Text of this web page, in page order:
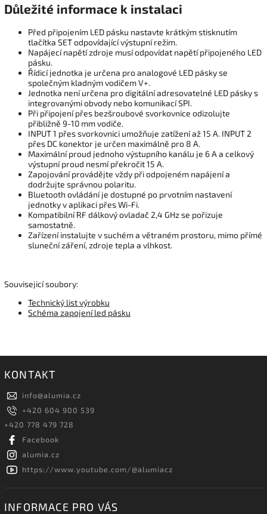
Důležité informace k instalaci
Před připojením LED pásku nastavte krátkým stisknutím
tlačítka SET odpovídající výstupní režim.
Napájecí napětí zdroje musí odpovídat napětí připojeného LED
pásku.
Řídicí jednotka je určena pro analogové LED pásky se
společným kladným vodičem V+.
Jednotka není určena pro digitální adresovatelné LED pásky s
integrovanými obvody nebo komunikací SPI.
Při připojení přes bezšroubové svorkovnice odizolujte
přibližně 9-10 mm vodiče.
INPUT 1 přes svorkovnici umožňuje zatížení až 15 A. INPUT 2
přes DC konektor je určen maximálně pro 8 A.
Maximální proud jednoho výstupního kanálu je 6 A a celkový
výstupní proud nesmí překročit 15 A.
Zapojování provádějte vždy při odpojeném napájení a
dodržujte správnou polaritu.
Bluetooth ovládání je dostupné po prvotním nastavení
jednotky v aplikaci přes Wi-Fi.
Kompatibilní RF dálkový ovladač 2,4 GHz se pořizuje
samostatně.
Zařízení instalujte v suchém a větraném prostoru, mimo přímé
sluneční záření, zdroje tepla a vlhkost.
Souvisejicí soubory:
Technický list výrobku
Schéma zapojení led pásku
KONTAKT
info@alumia.cz
+420 604 900 539
+420 778 479 728
Facebook
alumia.cz
https://www.youtube.com/@alumiacz
INFORMACE PRO VÁS